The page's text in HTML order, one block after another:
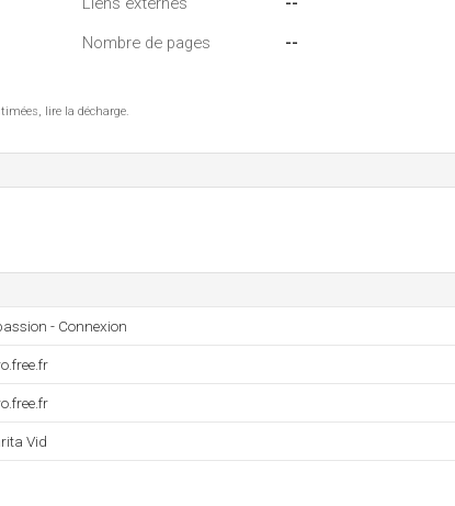
Nombre de pages --
lire la décharge.
- Connexion
Vid